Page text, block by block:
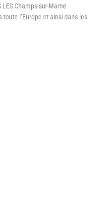
LES Champs-sur-Marne
l’Europe et ainsi dans les